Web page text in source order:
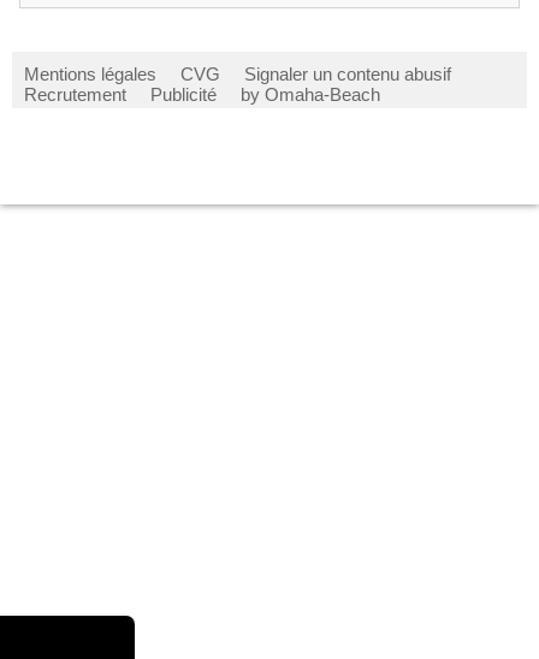
Mentions légales CVG
Signaler un contenu abusif
Recrutement
Publicité by Omaha-Beach